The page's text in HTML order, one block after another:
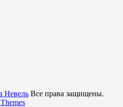
Невель Все права защищены.